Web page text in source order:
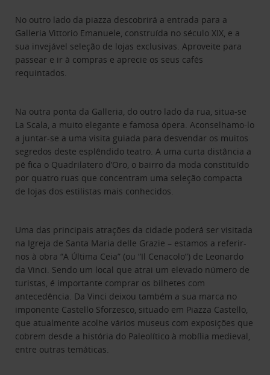
No outro lado da piazza descobrirá a entrada para a
Galleria Vittorio Emanuele, construída no século XIX, e a
sua invejável seleção de lojas exclusivas. Aproveite para
passear e ir à compras e aprecie os seus cafés
requintados.
Na outra ponta da Galleria, do outro lado da rua, situa-se
La Scala, a muito elegante e famosa ópera. Aconselhamo-lo
a juntar-se a uma visita guiada para desvendar os muitos
segredos deste esplêndido teatro. A uma curta distância a
pé fica o Quadrilatero d’Oro, o bairro da moda constituído
por quatro ruas que concentram uma seleção compacta
de lojas dos estilistas mais conhecidos.
Uma das principais atrações da cidade poderá ser visitada
na Igreja de Santa Maria delle Grazie – estamos a referir-
nos à obra “A Última Ceia” (ou “Il Cenacolo”) de Leonardo
da Vinci. Sendo um local que atrai um elevado número de
turistas, é importante comprar os bilhetes com
antecedência. Da Vinci deixou também a sua marca no
imponente Castello Sforzesco, situado em Piazza Castello,
que atualmente acolhe vários museus com exposições que
cobrem desde a história do Paleolítico à mobília medieval,
entre outras temáticas.